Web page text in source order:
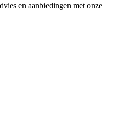
en aanbiedingen met onze